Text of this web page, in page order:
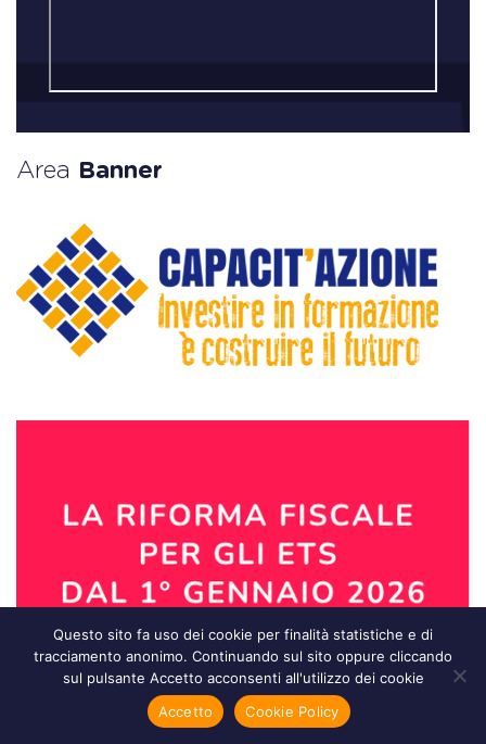
Area Banner
Questo sito fa uso dei cookie per finalità statistiche e di
tracciamento anonimo. Continuando sul sito oppure cliccando
sul pulsante Accetto acconsenti all'utilizzo dei cookie
Accetto
Cookie Policy